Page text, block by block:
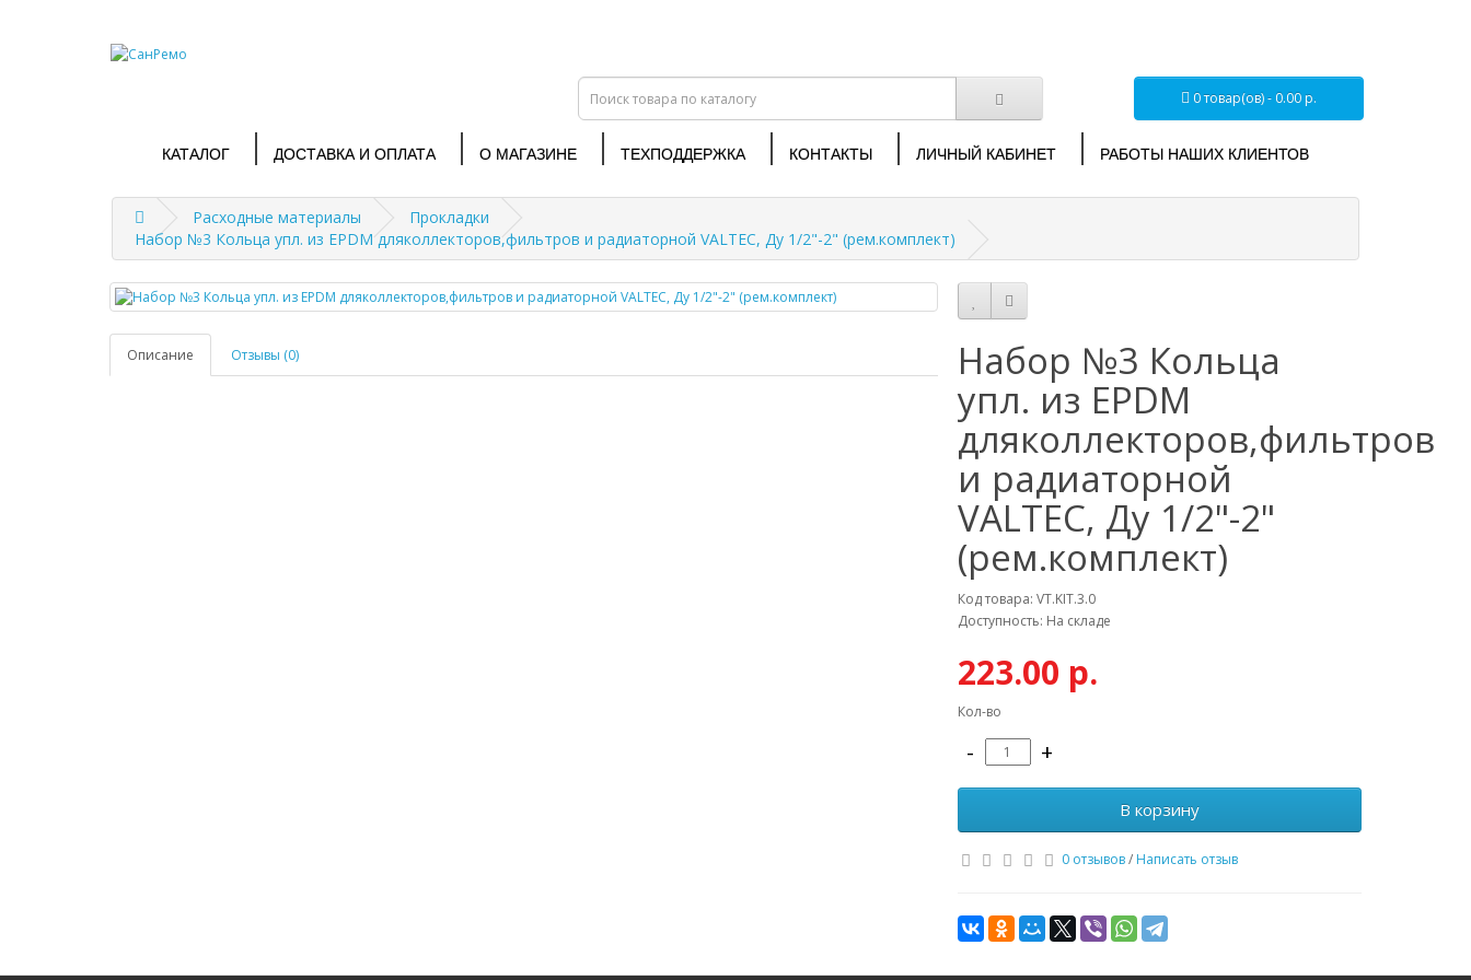
0 товар(ов) - 0.00 р.
КАТАЛОГ ДОСТАВКА И ОПЛАТА О МАГАЗИНЕ ТЕХПОДДЕРЖКА КОНТАКТЫ ЛИЧНЫЙ КАБИНЕТ РАБОТЫ НАШИХ КЛИЕНТОВ
Расходные материалы
Прокладки
Набор №3 Кольца упл. из EPDM дляколлекторов,фильтров и радиаторной VALTEC, Ду 1/2"-2" (рем.комплект)
Описание Отзывы (0)
Набор №3 Кольца
упл. из EPDM
дляколлекторов,фильтров
и радиаторной
VALTEC, Ду 1/2"-2"
(рем.комплект)
Код товара: VT.KIT.3.0
Доступность: На складе
223.00 р.
Кол-во
- +
В корзину
0 отзывов/ Написать отзыв